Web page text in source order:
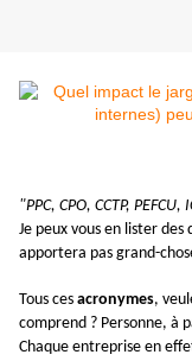
"PPC, CPO, CCTP, PEFCU,
Je peux vous en lister des
apportera pas grand-
Tous ces acronymes,
comprend ? Personne, à
Chaque entreprise en